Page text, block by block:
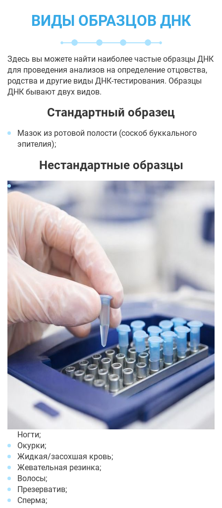
ВИДЫ ОБРАЗЦОВ ДНК
Здесь вы можете найти наиболее частые образцы ДНК
для проведения анализов на определение отцовства,
родства и другие виды ДНК-тестирования. Образцы
ДНК бывают двух видов.
Стандартный образец
Мазок из ротовой полости (соскоб буккального
эпителия);
Нестандартные образцы
Ногти;
Окурки;
Жидкая/засохшая кровь;
Жевательная резинка;
Волосы;
Презерватив;
Сперма;